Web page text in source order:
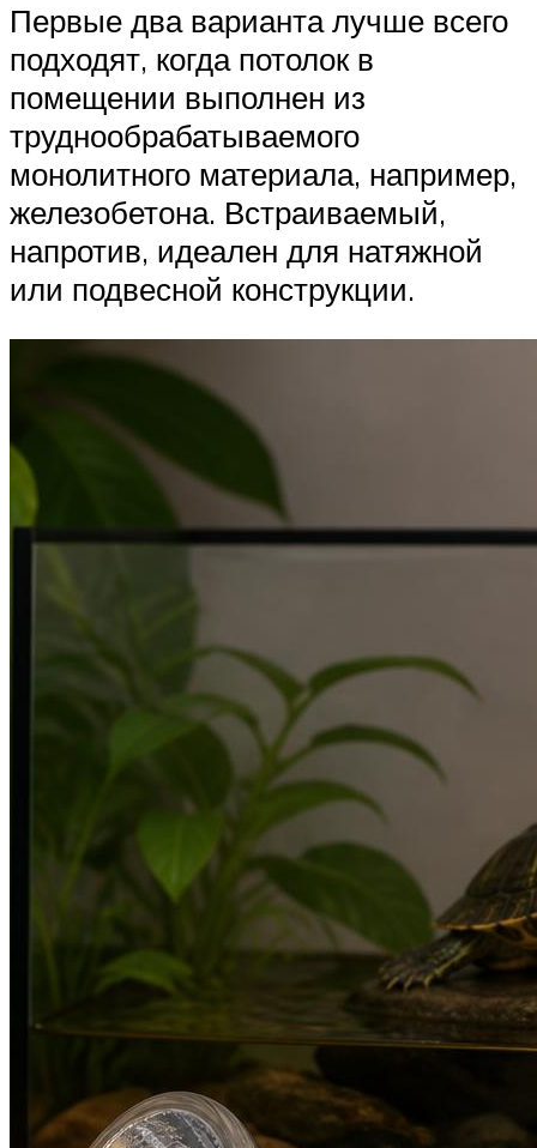
Первые два варианта лучше всего
подходят, когда потолок в
помещении выполнен из
труднообрабатываемого
монолитного материала, например,
железобетона. Встраиваемый,
напротив, идеален для натяжной
или подвесной конструкции.